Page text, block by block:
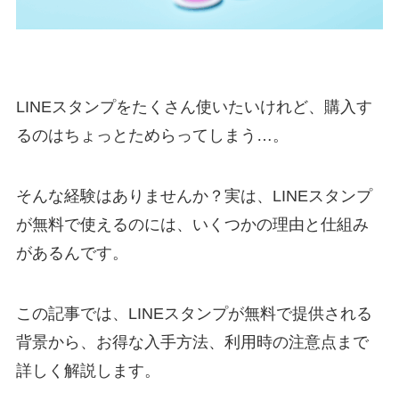
LINEスタンプをたくさん使いたいけれど、購入す
るのはちょっとためらってしまう…。
そんな経験はありませんか？実は、LINEスタンプ
が無料で使えるのには、いくつかの理由と仕組み
があるんです。
この記事では、LINEスタンプが無料で提供される
背景から、お得な入手方法、利用時の注意点まで
詳しく解説します。